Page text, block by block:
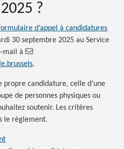
?
d’appel à candidatures
30 septembre 2025 au Service
mail à
.
propre candidature, celle d’une
de personnes physiques ou
soutenir. Les critères
le règlement.